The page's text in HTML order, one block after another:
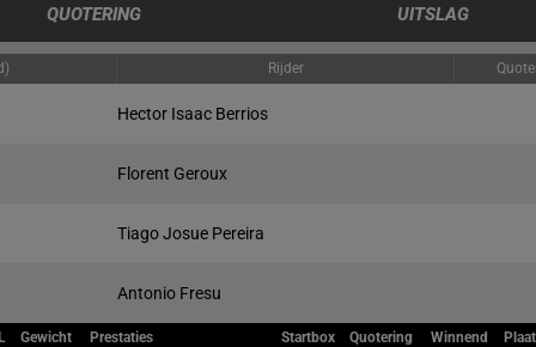
QUOTERING UITSLAG
Rijder
Hector Isaac Berrios
Florent Geroux
Tiago Josue Pereira
Antonio Fresu
Gewicht Prestaties Startbox Quotering Winnend